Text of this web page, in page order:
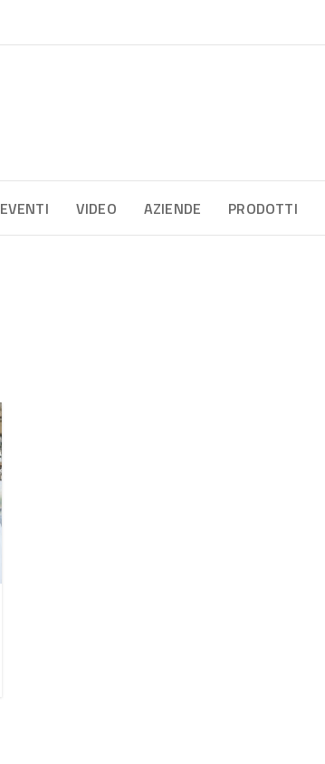
EVENTI VIDEO AZIENDE PRODOTTI